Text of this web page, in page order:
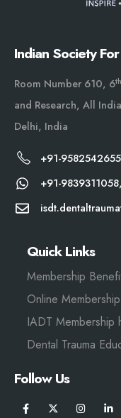
Indian Society
Room Number 610, 6th
and Research, All
Delhi, India
+91-9582542655
+91-
Quick Links
Membership
Online
IADT Membership
Dental Trauma
Follow Us